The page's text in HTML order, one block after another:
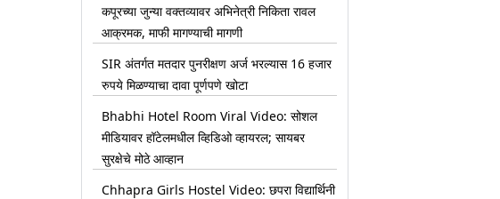
कपूरच्या जुन्या वक्तव्यावर अभिनेत्री निकिता रावल
आक्रमक, माफी मागण्याची मागणी
SIR अंतर्गत मतदार पुनरीक्षण अर्ज भरल्यास 16 हजार
रुपये मिळण्याचा दावा पूर्णपणे खोटा
Bhabhi Hotel Room Viral Video: सोशल
मीडियावर हॉटेलमधील व्हिडिओ व्हायरल; सायबर
सुरक्षेचे मोठे आव्हान
Chhapra Girls Hostel Video: छपरा विद्यार्थिनी